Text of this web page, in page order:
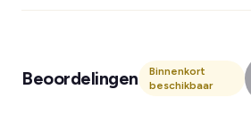
Beoordelingen
Binnenkort
beschikbaar